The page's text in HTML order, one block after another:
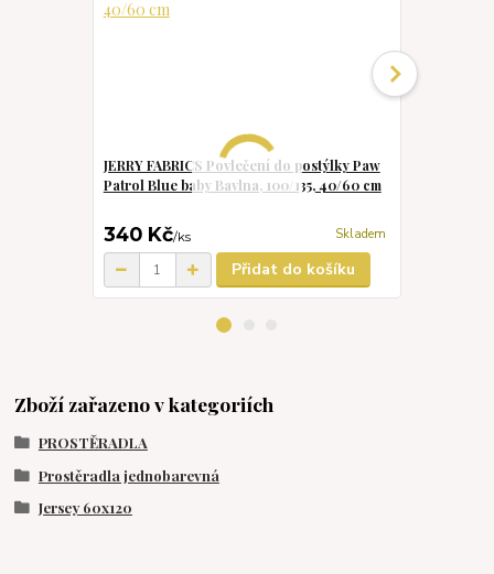
JERRY FABRICS Povlečení do postýlky Paw
Patrol Blue baby Bavlna, 100/135, 40/60 cm
340 Kč/ks Skladem
Přidat do košíku
Zboží zařazeno v kategoriích
PROSTĚRADLA
Prostěradla jednobarevná
Jersey 60x120